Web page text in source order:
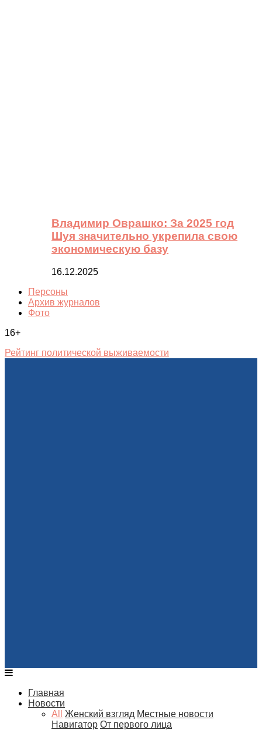
Владимир Оврашко: За 2025 год
Шуя значительно укрепила свою
экономическую базу
16.12.2025
Персоны
Архив журналов
Фото
16+
Рейтинг политической выживаемости
Главная
Новости
All
Женский взгляд Местные новости
Навигатор От первого лица